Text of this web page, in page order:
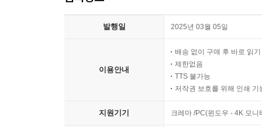
발행일 2025년 03월 05일
이용안내
배송 없이 구매 후 바로 읽기
제한없음
TTS 불가능
저작권 보호를 위해 인쇄 기
지원기기 크레마 /PC(윈도우 - 4K 모